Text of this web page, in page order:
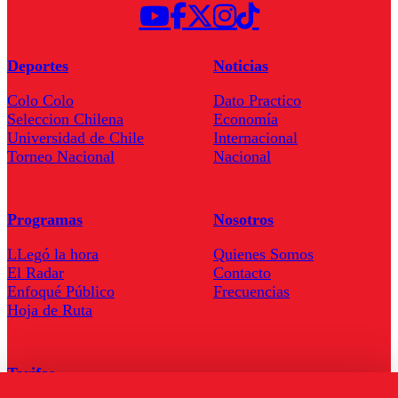
Deportes
Colo Colo
Seleccion Chilena
Universidad de Chile
Torneo Nacional
Noticias
Dato Practico
Economía
Internacional
Nacional
Programas
LLegó la hora
El Radar
Enfoqué Público
Hoja de Ruta
Nosotros
Quienes Somos
Contacto
Frecuencias
Tarifas